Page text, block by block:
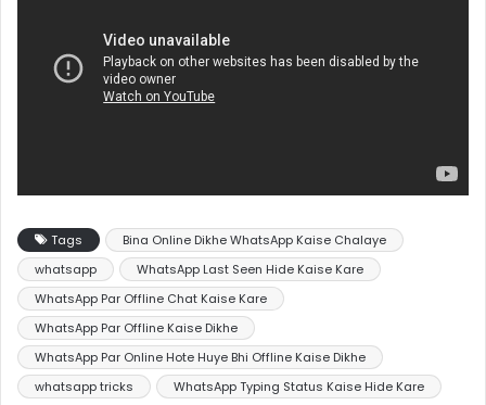
Tags
Bina Online Dikhe WhatsApp Kaise Chalaye
whatsapp
WhatsApp Last Seen Hide Kaise Kare
WhatsApp Par Offline Chat Kaise Kare
WhatsApp Par Offline Kaise Dikhe
WhatsApp Par Online Hote Huye Bhi Offline Kaise Dikhe
whatsapp tricks
WhatsApp Typing Status Kaise Hide Kare